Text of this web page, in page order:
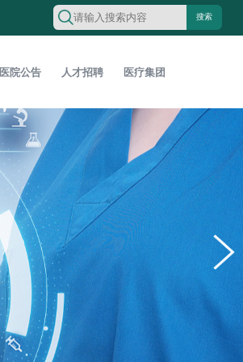
医院公告 人才招聘 医疗集团
搜索